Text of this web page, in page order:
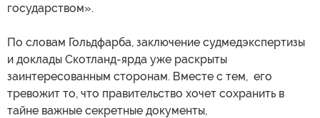
государством».
По словам Гольдфарба, заключение судмедэкспертизы
и доклады Скотланд-ярда уже раскрыты
заинтересованным сторонам. Вместе с тем, его
тревожит то, что правительство хочет сохранить в
тайне важные секретные документы,